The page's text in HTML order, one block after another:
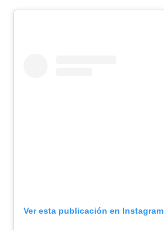
Ver esta publicación en Instagram